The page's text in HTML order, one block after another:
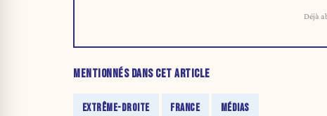
Déjà
MENTIONNÉS DANS CET ARTICLE
EXTRÊME-DROITE FRANCE MÉDIAS